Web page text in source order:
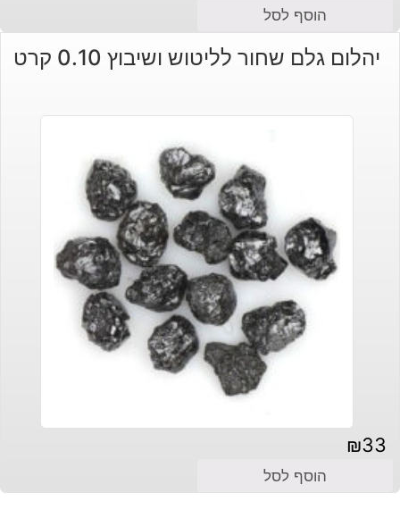
הוסף לסל
יהלום גלם שחור לליטוש ושיבוץ 0.10 קרט
₪33
הוסף לסל